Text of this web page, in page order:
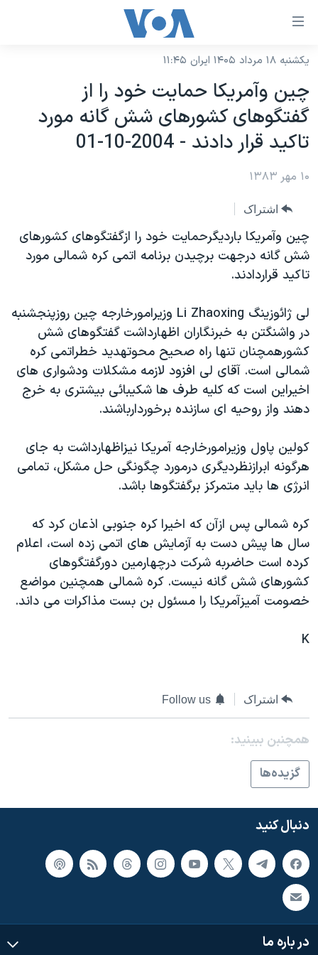
لینکهای
دسترسی
جهش
به
محتوای
اصلی
به
صفحه
جهش
به
جستجو
نسخه سبک وب‌سایت
موضوع ها
ایران
آمریکا
جهان
ورزشی
گزیده‌ها
ویژه برنامه‌ها
ویدیوها
فرهنگ و زندگی
حقوق شهروندی
اقتصادی
علم و فناوری
گالری عکس
آرشیو پخش زنده
برنامه های تلویزیونی
جدول برنامه ها
صفحه‌های ویژه
جام جهانی ۲۰۲۶
عملیات خشم حماسی
۲۵۰سالگی آمریکا
بایگانی برنامه‌های تلویزیونی
مستندها
انتخابات ریاست جمهوری آمریکا ۲۰۲۴
حمله جمهوری اسلامی به اسرائیل
رمز مهسا
اعتراضات زن، زندگی، آزادی
مجموعه مستندهای دادخواهی
دادگاه حمید نوری
چهل سال گروگان‌گیری
قانون شفافیت دارائی کادر رهبری ایران
صفحه‌های ویژه
سفر پرزیدنت ترامپ به چین
فرکانس‌های صدای آمریکا
پخش رادیویی
دنبال کنید
یکشنبه ۱۸ مرداد ۱۴۰۵ ایران ۱۱:۴۵
چين وآمريکا حمايت خود را از
گفتگوهای کشورهای شش گانه مورد
تاکيد قرار دادند - 2004-10-01
۱۰ مهر ۱۳۸۳
اشتراک
چين وآمريکا بارديگرحمايت خود را ازگفتگوهای کشورهای
شش گانه درجهت برچيدن برنامه اتمی کره شمالی مورد
تاکيد قراردادند.
لی ژائوزينگ Li Zhaoxing وزيرامورخارجه چين روزپنجشنبه
در واشنگتن به خبرنگاران اظهارداشت گفتگوهای شش
کشورهمچنان تنها راه صحيح محوتهديد خطراتمی کره
شمالی است. آقای لی افزود لازمه مشکلات ودشواری های
اخيراين است که کليه طرف ها شکيبائی بيشتری به خرج
دهند واز روحيه ای سازنده برخوردارباشند.
کولين پاول وزيرامورخارجه آمريکا نيزاظهارداشت به جای
هرگونه ابرازنظرديگری درمورد چگونگی حل مشکل، تمامی
انرژی ها بايد متمرکز برگفتگوها باشد.
کره شمالی پس ازآن که اخيرا کره جنوبی اذعان کرد که
سال ها پيش دست به آزمايش های اتمی زده است، اعلام
کرده است حاضربه شرکت درچهارمين دورگفتگوهای
کشورهای شش گانه نيست. کره شمالی همچنين مواضع
خصومت آميزآمريکا را مسئول بن بست مذاکرات می داند.
K
اشتراک Follow us
همچنبن ببینید:
گزيده‌ها
دنبال کنید
در باره ما